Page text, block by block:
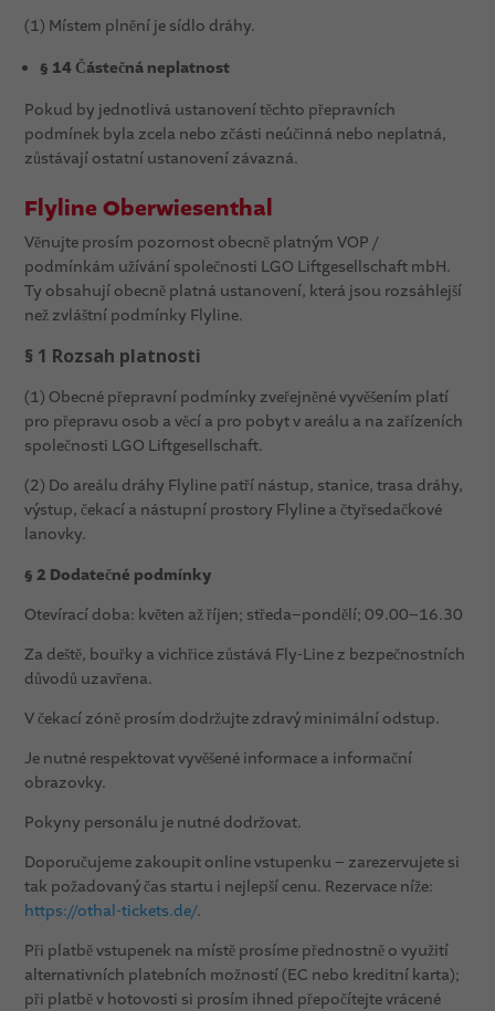
(1) Místem plnění je sídlo dráhy.
§ 14 Částečná neplatnost
Pokud by jednotlivá ustanovení těchto přepravních
podmínek byla zcela nebo zčásti neúčinná nebo neplatná,
zůstávají ostatní ustanovení závazná.
Flyline Oberwiesenthal
Věnujte prosím pozornost obecně platným VOP /
podmínkám užívání společnosti LGO Liftgesellschaft mbH.
Ty obsahují obecně platná ustanovení, která jsou rozsáhlejší
než zvláštní podmínky Flyline.
§ 1 Rozsah platnosti
(1) Obecné přepravní podmínky zveřejněné vyvěšením platí
pro přepravu osob a věcí a pro pobyt v areálu a na zařízeních
společnosti LGO Liftgesellschaft.
(2) Do areálu dráhy Flyline patří nástup, stanice, trasa dráhy,
výstup, čekací a nástupní prostory Flyline a čtyřsedačkové
lanovky.
§ 2 Dodatečné podmínky
Otevírací doba: květen až říjen; středa–pondělí; 09.00–16.30
Za deště, bouřky a vichřice zůstává Fly-Line z bezpečnostních
důvodů uzavřena.
V čekací zóně prosím dodržujte zdravý minimální odstup.
Je nutné respektovat vyvěšené informace a informační
obrazovky.
Pokyny personálu je nutné dodržovat.
Doporučujeme zakoupit online vstupenku – zarezervujete si
tak požadovaný čas startu i nejlepší cenu. Rezervace níže:
https://othal-tickets.de/.
Při platbě vstupenek na místě prosíme přednostně o využití
alternativních platebních možností (EC nebo kreditní karta);
při platbě v hotovosti si prosím ihned přepočítejte vrácené